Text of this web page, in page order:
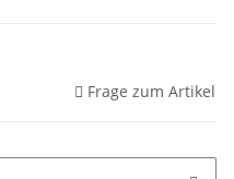
Frage zum Artikel